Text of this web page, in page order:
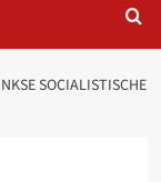
SOCIALISTISCHE